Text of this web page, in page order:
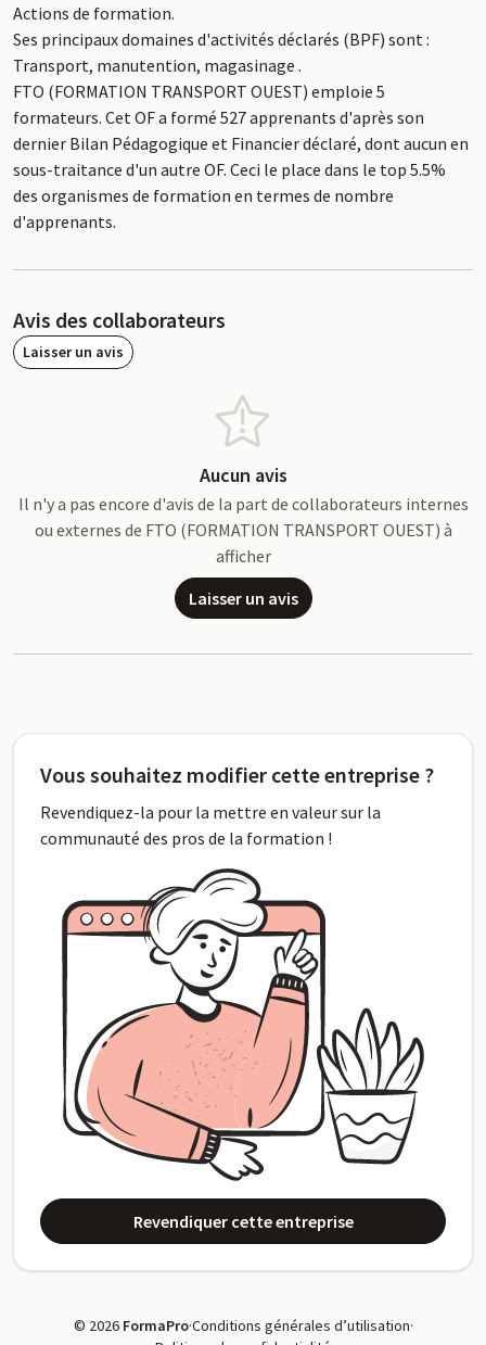
Actions de formation.
Ses principaux domaines d'activités déclarés (BPF) sont :
Transport, manutention, magasinage .
FTO (FORMATION TRANSPORT OUEST) emploie 5
formateurs. Cet OF a formé 527 apprenants d'après son
dernier Bilan Pédagogique et Financier déclaré, dont aucun en
sous-traitance d'un autre OF. Ceci le place dans le top 5.5%
des organismes de formation en termes de nombre
d'apprenants.
Avis des collaborateurs
Laisser un avis
Aucun avis
Il n'y a pas encore d'avis de la part de collaborateurs internes
ou externes de FTO (FORMATION TRANSPORT OUEST) à
afficher
Laisser un avis
Vous souhaitez modifier cette entreprise ?
Revendiquez-la pour la mettre en valeur sur la
communauté des pros de la formation !
Revendiquer cette entreprise
© 2026 FormaPro·Conditions générales d’utilisation·